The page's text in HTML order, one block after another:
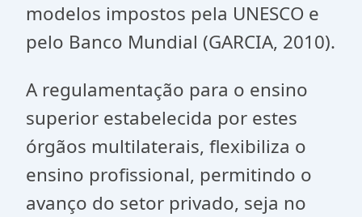
modelos impostos pela UNESCO e
pelo Banco Mundial (GARCIA, 2010).
A regulamentação para o ensino
superior estabelecida por estes
órgãos multilaterais, flexibiliza o
ensino profissional, permitindo o
avanço do setor privado, seja no